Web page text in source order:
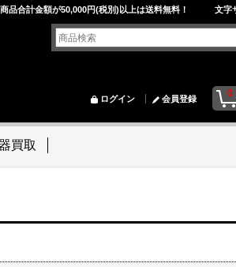
商品合計金額が50,000円(税別)以上は送料無料！ 文字
0
ログイン 会員登録
買取